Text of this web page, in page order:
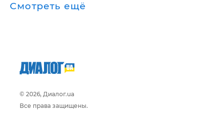
Смотреть ещё
© 2026, Диалог.ua
Все права защищены.